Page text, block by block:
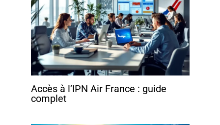
Accès à l’IPN Air France : guide
complet